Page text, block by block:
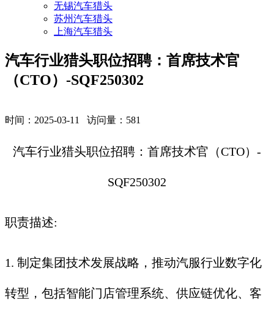
无锡汽车猎头
苏州汽车猎头
上海汽车猎头
汽车行业猎头职位招聘：首席技术官
（CTO）-SQF250302
时间：2025-03-11 访问量： 581
汽车行业猎头职位招聘：首席技术官（CTO）-
SQF250302
职责描述:
1. 制定集团技术发展战略，推动汽服行业数字化
转型，包括智能门店管理系统、供应链优化、客